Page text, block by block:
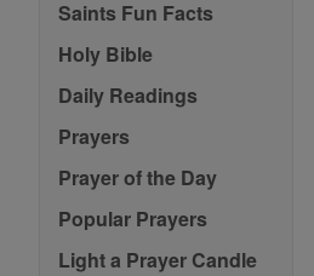
Saints Fun Facts
Holy Bible
Daily Readings
Prayers
Prayer of the Day
Popular Prayers
Light a Prayer Candle